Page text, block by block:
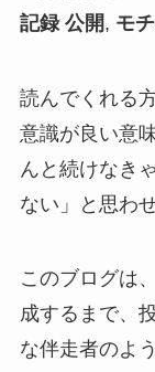
記録 公開, モ
読んでくれる
意識が良い意
んと続けなき
ない」と思わ
このブログは
成するまで、
な伴走者のよ